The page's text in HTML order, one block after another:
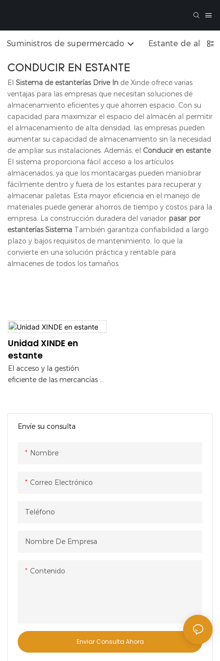
Suministros de supermercado Estante de
CONDUCIR EN ESTANTE
El Sistema de estanterías Drive In de Xinde ofrece varias
ventajas para las empresas que necesitan soluciones de
almacenamiento eficientes y que ahorren espacio. Con su
capacidad para maximizar el espacio del almacén al permitir
el almacenamiento de alta densidad, las empresas pueden
aumentar su capacidad de almacenamiento sin la necesidad
de ampliar sus instalaciones. Además, el Conducir en estante
El sistema proporciona fácil acceso a los artículos
almacenados, ya que los montacargas pueden maniobrar
fácilmente dentro y fuera de los estantes para recuperar y
almacenar paletas. Esta mayor eficiencia en el manejo de
materiales puede generar ahorros de tiempo y costos para la
empresa. La construcción duradera del variador pasar por
estanteríasSistema También garantiza confiabilidad a largo
plazo y bajos requisitos de mantenimiento, lo que la
convierte en una solución práctica y rentable para
almacenes de todos los tamaños.
Envíe su consulta
Nombre
Correo Electrónico
Teléfono
Nombre De Empresa
Contenido
Enviar Consulta Ahora
Unidad XINDE en
estante
El acceso y la gestión
eficiente de las mercancías se
ascensores. Este sistema es
especialmente adecuado
ampliamente en comercio
industrias.